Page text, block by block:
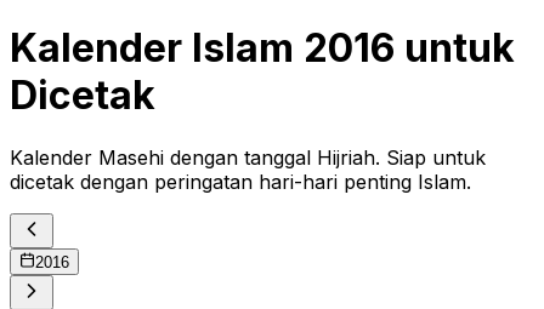
Kalender Islam 2016 untuk
Dicetak
Kalender Masehi dengan tanggal Hijriah. Siap untuk
dicetak dengan peringatan hari-hari penting Islam.
2016